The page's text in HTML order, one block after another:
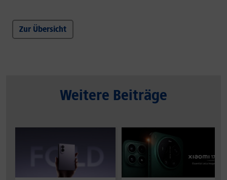
Zur Übersicht
Weitere Beiträge